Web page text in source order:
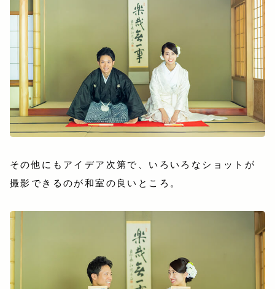
その他にもアイデア次第で、いろいろなショットが
撮影できるのが和室の良いところ。